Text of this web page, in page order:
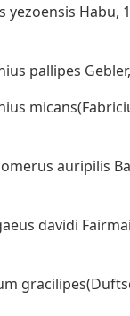
yezoensis Habu,
pallipes
auripilis
davidi